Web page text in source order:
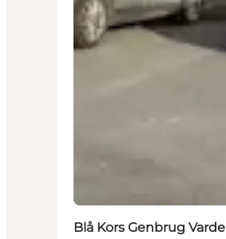
Blå Kors Genbrug Varde